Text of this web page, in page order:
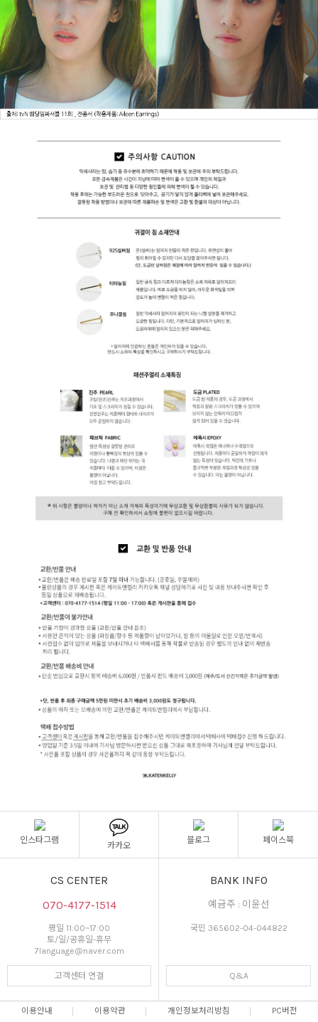
인스타그램
카카오
블로그 페이스북
CS CENTER
070-4177-1514
평일 11:00~17:00
토/일/공휴일-휴무
7language@naver.com
고객센터 연결
BANK INFO
예금주 : 이윤선
국민 365602-04-044822
Q&A
이용안내 이용약관 개인정보처리방침 PC버전